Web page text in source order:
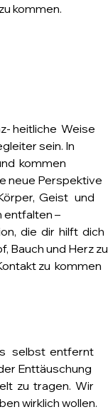
kommen.
heitliche  Weise
sein. In
kommen
neue Perspektive
Geist   und
entfalten –
die  dir  hilft  dich
Bauch und Herz zu
zu  kommen
selbst  entfernt
Enttäuschung
zu  tragen.  Wir
wirklich wollen.